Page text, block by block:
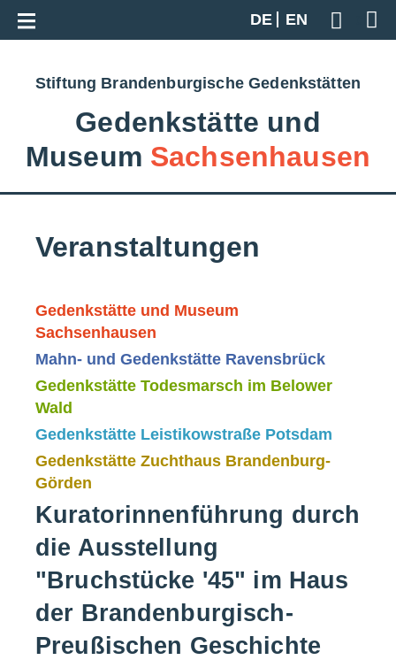
DE
EN
Geben
Zur Gesamtübersicht
Stiftung Brandenburgische Gedenkstätten
Gedenkstätte und
Museum Sachsenhausen
Veranstaltungen
Gedenkstätte und Museum
Sachsenhausen
Mahn- und Gedenkstätte Ravensbrück
Gedenkstätte Todesmarsch im Belower
Wald
Gedenkstätte Leistikowstraße Potsdam
Gedenkstätte Zuchthaus Brandenburg-
Görden
Kuratorinnenführung durch
die Ausstellung
"Bruchstücke '45" im Haus
der Brandenburgisch-
Preußischen Geschichte